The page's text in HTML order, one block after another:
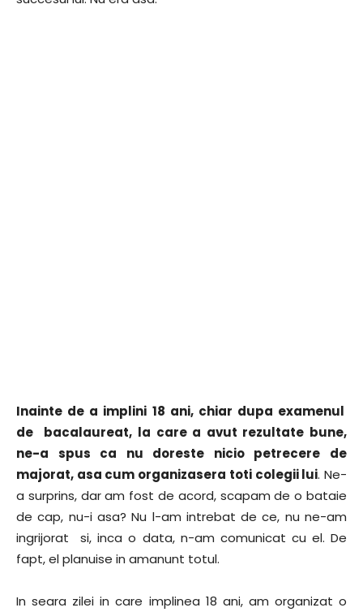
Inainte de a implini 18 ani, chiar dupa examenul
de bacalaureat, la care a avut rezultate bune,
ne-a spus ca nu doreste nicio petrecere de
majorat, asa cum organizasera toti colegii lui. Ne-
a surprins, dar am fost de acord, scapam de o bataie
de cap, nu-i asa? Nu l-am intrebat de ce, nu ne-am
ingrijorat si, inca o data, n-am comunicat cu el. De
fapt, el planuise in amanunt totul.
In seara zilei in care implinea 18 ani, am organizat o